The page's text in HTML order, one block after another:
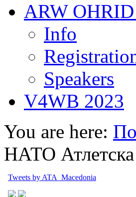
ARW
Info
Speakers
V4WB 2023
You are here:
НАТО
Tweets by ATA_Macedonia